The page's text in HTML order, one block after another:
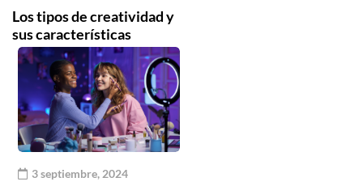
Los tipos de creatividad y
sus características
3 septiembre, 2024